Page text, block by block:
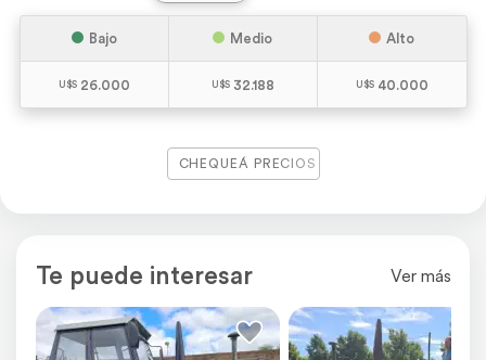
Bajo Medio Alto
26.000 32.188 40.000
CHEQUEÁ PRECIOS
Te puede interesar Ver más